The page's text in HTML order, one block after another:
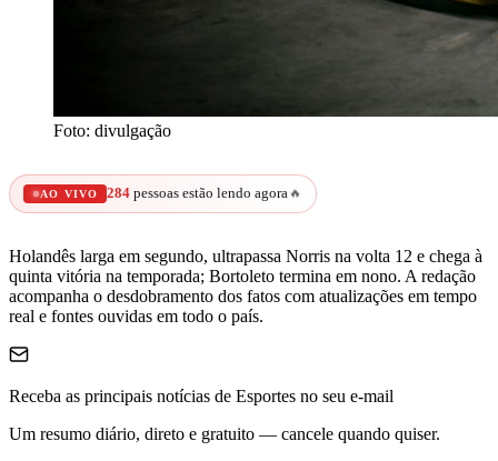
Foto: divulgação
AO VIVO 284 pessoas estão lendo agora 🔥
Holandês larga em segundo, ultrapassa Norris na volta 12 e chega à
quinta vitória na temporada; Bortoleto termina em nono. A redação
acompanha o desdobramento dos fatos com atualizações em tempo
real e fontes ouvidas em todo o país.
Receba as principais notícias de Esportes no seu e-mail
Um resumo diário, direto e gratuito — cancele quando quiser.